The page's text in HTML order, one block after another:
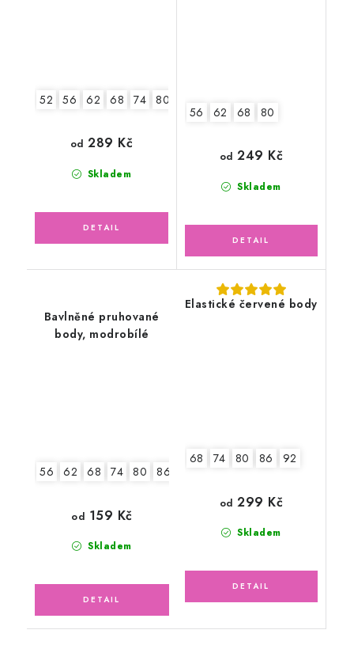
52 56 62 68 74 80
Skladem
od 289 Kč
56 62 68 80
Skladem
od 249 Kč
Bavlněné pruhované
body, modrobílé
56 62 68 74 80 86
Skladem
od 159 Kč
Elastické červené body
68 74 80 86 92
Skladem
od 299 Kč